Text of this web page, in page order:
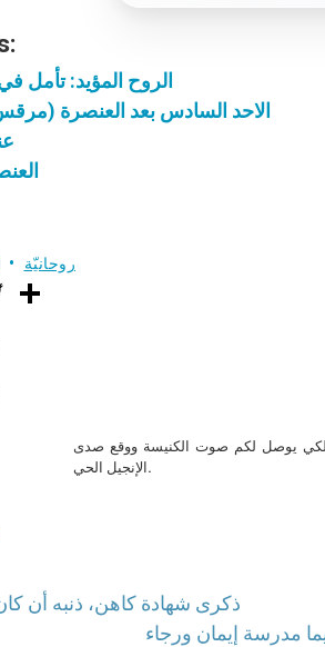
الروح المؤيد: تأمل
الاحد السادس بعد العنصرة (مرقس10:
روحانيّة
w
لكي يوصل لكم صوت الكنيسة ووقع صدى
الإنجيل الحي.
ذكرى شهادة كاهن، ذنبه أن
مدرسة إيمان ورجاء